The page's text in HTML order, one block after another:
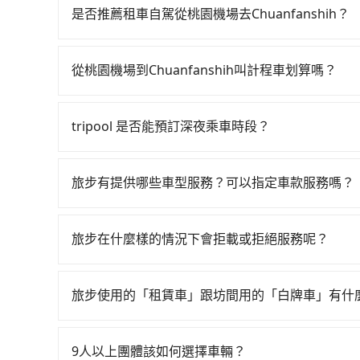
58班次高鐵可搭乘。假設從桃園機場 (桃園市大園
上小黃後約花144分鐘、車費3,600元後，抵達
約1,320元的交通費，所以對於不是這麼趕時間的
是否推薦租車自駕從桃園機場去Chuanfanshih？
租車車行，比方說華誼國際租賃、城市移動科技
會載明每日里程限定200~400公里，超過還會額
便。再者，租車地點可能離桃園機場還有段路，
從桃園機場到Chuanfanshih叫計程車划算嗎？
到車，也可考慮打電話至桃園機場附近的計程車
是雙北市的310倍。綜合以上，無論在價格或服
tripool 是否能預訂深夜乘車時段？
旅步有提供哪些車型服務？可以指定車款服務嗎？
專人回覆您。
旅步在什麼樣的情況下會拒載或拒絕服務呢？
訂購時填寫的數量。請務必確實填寫當日實際攜
旅步使用的「租賃車」跟坊間用的「白牌車」有什
為旅步貴賓服務用車。與一些私家車充當營業用
9人以上團體該如何選擇車輛？